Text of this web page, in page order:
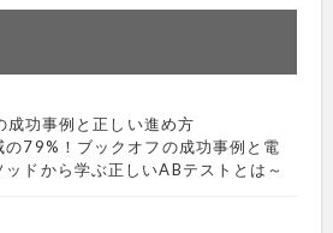
功事例と正しい進め方
の79%！ブックオフの成功事例と電
ドから学ぶ正しいABテストとは～